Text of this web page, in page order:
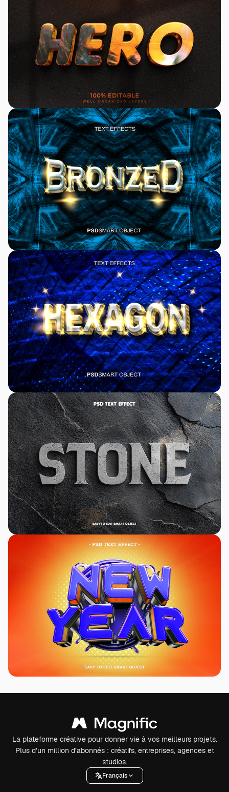
La plateforme créative pour donner vie à vos meilleurs projets.
Plus d’un million d’abonnés : créatifs, entreprises, agences et
studios.
Français